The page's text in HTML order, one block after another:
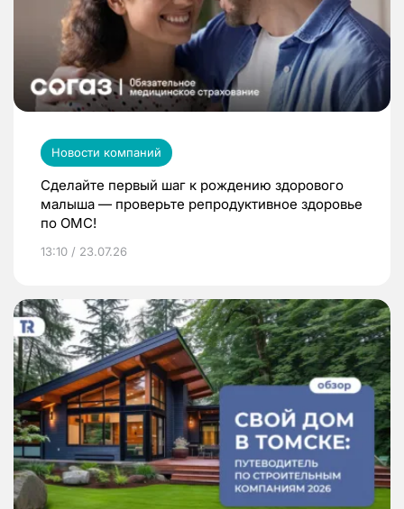
Новости компаний
Сделайте первый шаг к рождению здорового
малыша — проверьте репродуктивное здоровье
по ОМС!
13:10 / 23.07.26